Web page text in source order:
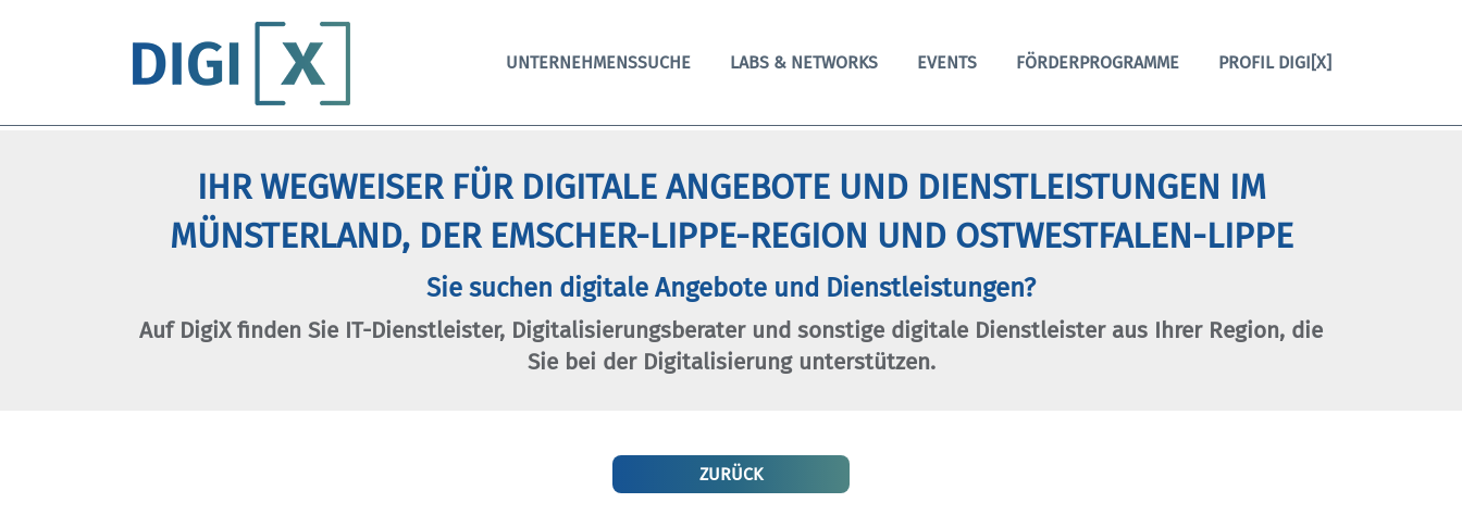
UNTERNEHMENSSUCHE LABS & NETWORKS EVENTS FÖRDERPROGRAMME PROFIL DIGI[X]
IHR WEGWEISER FÜR DIGITALE ANGEBOTE UND DIENSTLEISTUNGEN IM
MÜNSTERLAND, DER EMSCHER-LIPPE-REGION UND OSTWESTFALEN-LIPPE
Sie suchen digitale Angebote und Dienstleistungen?
Auf DigiX finden Sie IT-Dienstleister, Digitalisierungsberater und sonstige digitale Dienstleister aus Ihrer Region, die
Sie bei der Digitalisierung unterstützen.
ZURÜCK